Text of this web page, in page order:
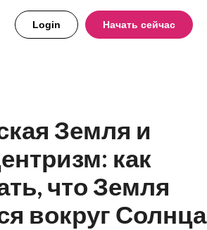
Login Начать сейчас
Земля и
как
что Земля
вокруг Солнца